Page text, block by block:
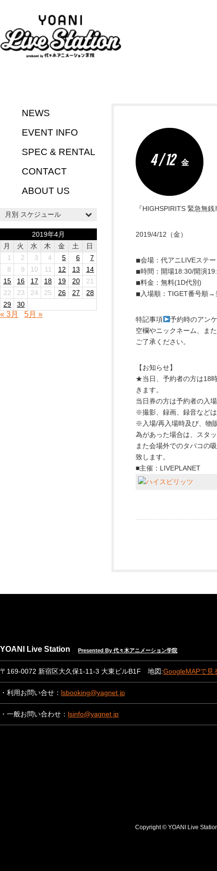
NEWS
EVENT INFO
SPEC & RENTAL
CONTACT
ABOUT US
月別 スケジュール
2019年4月
月
火 水 木 金 土
日
1
2 3 4 5 6
7
8
9 10 11 12 13
14
15
16 17 18 19 20
21
22
23 24 25 26 27
28
29
30
« 3月 5月 »
4 / 12 金
『HIGHSPIRITS 緊急無
2019/4/12（金）
◾︎会場：代アニLIVEステ
◾︎時間：開場18:30/開演
◾︎料金：無料(1D代別)
◾︎入場順：TIGET番号順→
特記事項
予約時のアン
空欄やニックネーム、ま
ご了承ください。
【お知らせ】
★当日、予約者の方は18
きます。
当日券の方は予約者の入
※撮影、録画、録音など
※入場/再入場時及び、物
為があった場合は、スタ
また会場外でのタバコの
致します。
■主催：LIVEPLANET
YOANI Live Station Presented By 代々木アニメーション学院
〒169-0072 新宿区大久保1-11-3 大東ビルB1F 地図:GoogleMAPで見
・利用お問い合せ： lsbooking@yagnet.jp
・一般お問い合わせ： lsinfo@yagnet.jp
Copyright © YOANI Live